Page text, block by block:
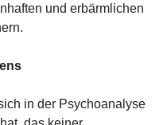
und erbärmlichen
in der Psychoanalyse